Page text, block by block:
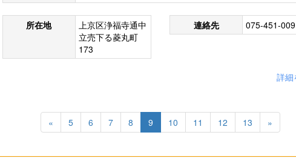
所在地
上京区浄福寺通中
立売下る菱丸町
173
連絡先 075-451-
詳細
« 5 6 7 8 9 10 11 12 13 »